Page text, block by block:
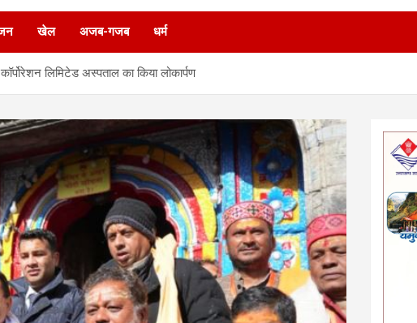
खेल अजब-गजब धर्म
लिमिटेड अस्पताल का किया लोकार्पण